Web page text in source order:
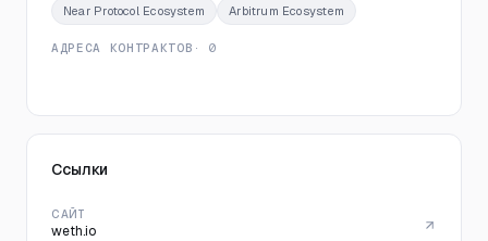
Near Protocol Ecosystem
Arbitrum Ecosystem
АДРЕСА КОНТРАКТОВ · 0
Ссылки
САЙТ
weth.io